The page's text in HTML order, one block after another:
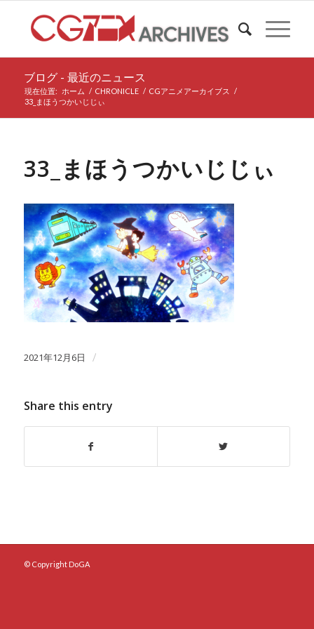
ブログ - 最近のニュース
現在位置: ホーム / CHRONICLE / CGアニメアーカイブス
/
33_まほうつかいじじぃ
33_まほうつかいじじぃ
2021年12月6日 /
Share this entry
© Copyright DoGA